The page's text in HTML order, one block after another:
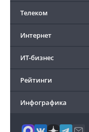
Телеком
Интернет
ИТ-бизнес
Рейтинги
Инфографика